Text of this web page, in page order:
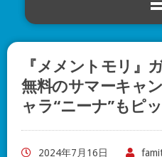
『メメントモリ』
無料のサマーキャ
ャラ“ニーナ”もピ
2024年7月16日